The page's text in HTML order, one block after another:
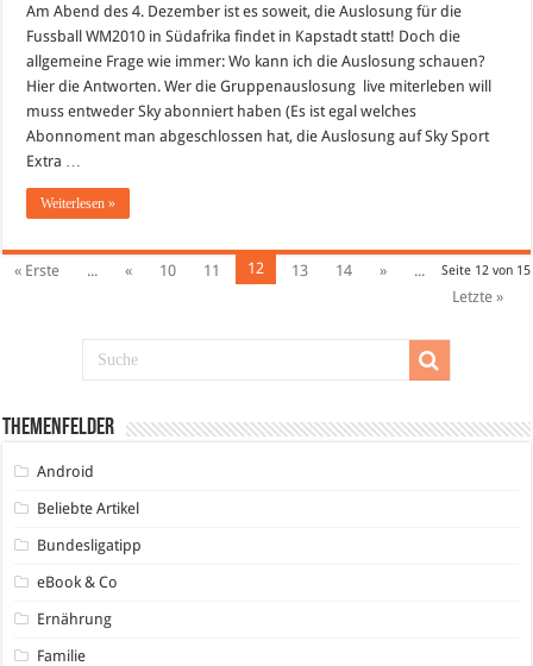
2010
Südafrika
–
Lostöpfe,
Übertragungen
und
Livestreams
Am Abend des 4. Dezember ist es soweit, die Auslosung für die
Fussball WM2010 in Südafrika findet in Kapstadt statt! Doch die
allgemeine Frage wie immer: Wo kann ich die Auslosung schauen?
Hier die Antworten. Wer die Gruppenauslosung live miterleben will
muss entweder Sky abonniert haben (Es ist egal welches
Abonnoment man abgeschlossen hat, die Auslosung auf Sky Sport
Extra …
Weiterlesen »
Seite 12 von 15
« Erste ... « 10 11 12 13 14 »
...
Letzte »
Themenfelder
Android
Beliebte Artikel
Bundesligatipp
eBook & Co
Ernährung
Familie